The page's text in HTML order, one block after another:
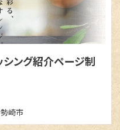
パンフレット
ォーム
泉町
佐波郡玉村町
シング紹介ページ制
崎市